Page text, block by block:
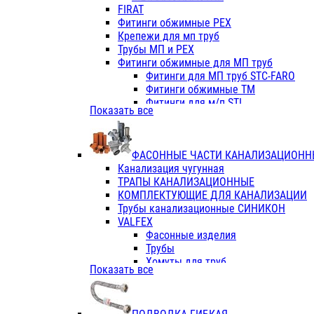
Фитинги ПП белые
Фитинги ПП белые
Фитинги ППс металл.белые
VALFEX
Трубы PE-RT
Трубы ПП водопровод белые
Трубы ПП водопровод серые
Трубы армированные
Трубы армированные
Фитинги с металл. серые
Фитинги ПП (серые)
Фитинги ПП белые
Краны
Фитинги ПП (белые)
Фитинги ПП с металлом белые
ПК КОНТУР
Краны полипропиленовые
Трубы полипропиленивые
FIRAT
Фитинги обжимные PEX
Крепежи для мп труб
Трубы МП и PEX
Фитинги обжимные для МП труб
Фитинги для МП труб STC-FARO
Фитинги обжимные ТМ
Фитинги для м/п STI
Фитинги для МП труб TITAN
TK
VALFEX
Показать все
ФАСОННЫЕ ЧАСТИ
Канализация чугунная
ТРАПЫ КАНАЛИЗАЦИОННЫЕ
КОМПЛЕКТУЮЩИЕ ДЛЯ КАНАЛИЗАЦИИ
Трубы канализационные СИНИКОН
VALFEX
Фасонные изделия
Трубы
Хомуты для труб
ПВХ (стройполимер)
Показать все